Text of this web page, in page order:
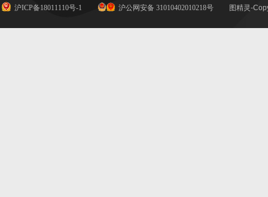
沪ICP备18011110号-1 沪公网安备 31010402010218号 图精灵-